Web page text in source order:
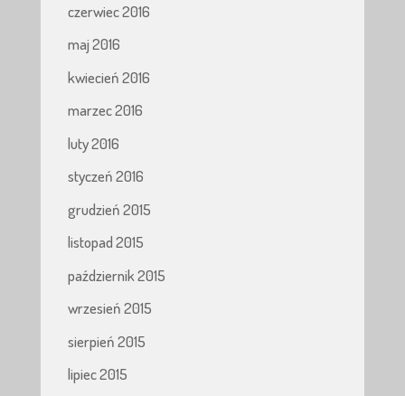
czerwiec 2016
maj 2016
kwiecień 2016
marzec 2016
luty 2016
styczeń 2016
grudzień 2015
listopad 2015
październik 2015
wrzesień 2015
sierpień 2015
lipiec 2015